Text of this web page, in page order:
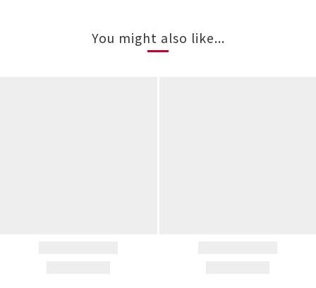
You might also like...